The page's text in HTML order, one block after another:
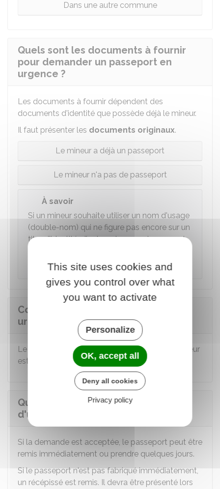
Dans une autre commune
Quels sont les documents à fournir
pour demander un passeport en
urgence ?
Les documents à fournir dépendent des
documents d'identité que possède déjà le mineur.
Il faut présenter les documents originaux.
Le mineur a déjà un passeport
Le mineur n'a pas de passeport
À savoir
Si un mineur souhaite utiliser un nom d'usage
(double-nom) qui ne figure pas encore sur un
titre d'identité, d'autres documents peuvent
nom de l'autre parent .
Combien coûte un passeport en
urgence pour un mineur ?
Le coût d'un passeport en urgence pour un mineur
est de
(prix du timbre fiscal).
Quels sont les délais de fabrication
d'un passeport en urgence ?
Si la demande est acceptée, le passeport peut être
remis immédiatement ou prendre quelques jours.
Si le passeport n'est pas fabriqué immédiatement,
un récépissé est remis. Il devra être présenté lors
This site uses cookies and
gives you control over what
you want to activate
Personalize
OK, accept all
Deny all cookies
Privacy policy